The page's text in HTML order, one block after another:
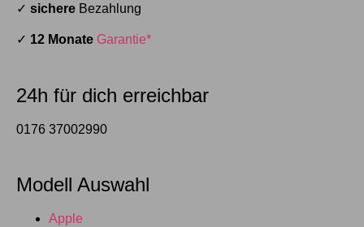
✓ sichere Bezahlung
✓ 12 Monate Garantie*
24h für dich erreichbar
0176 37002990
Modell Auswahl
Apple